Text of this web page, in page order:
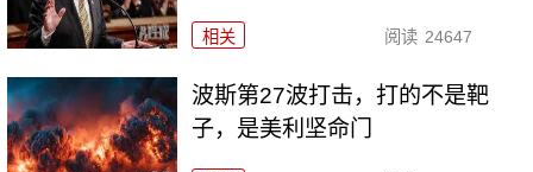
相关 阅读 24647
波斯第27波打击，打的不是靶
子，是美利坚命门